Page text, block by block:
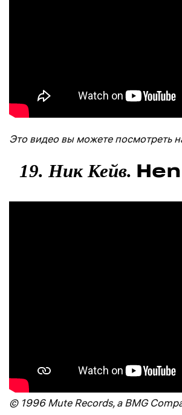
Это видео вы можете посмотреть
19. Ник Кейв.
© 1996 Mute Records, a BMG